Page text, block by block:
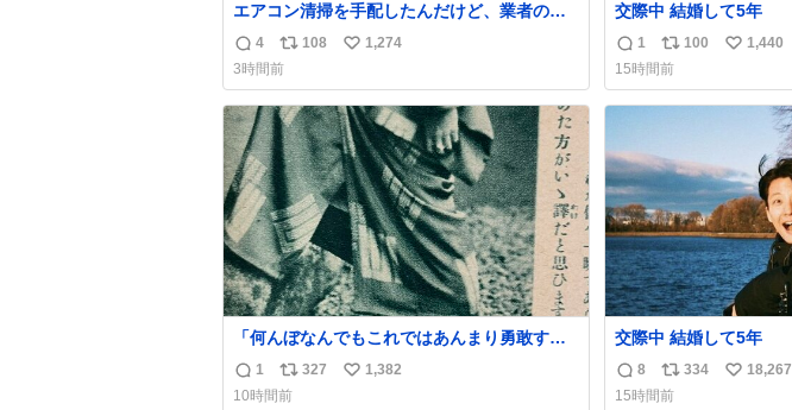
エアコン清掃を手配したんだけど、業者の方
にめっちゃ吠えるから隔離した。これでもう
安心だ。
返
信
数
4
リ
ポ
ス
ト
数
108
い
ね
数
1,274
3時間前
交際中 結婚して5年
返
信
数
1
リ
ポ
ス
数
100
い
ね
1,440
15時間前
「何んぼなんでもこれではあんまり勇敢すぎ
ます。」 女性の立ち振る舞い指南コーナー
で、大股を「下品」や「はしたない」という
言葉を使わず「勇敢すぎます」と洒落っ気た
返
信
1
リ
ポ
327
い
1,382
10時間前
交際中 結婚して5年
返
信
8
リ
ポ
334
い
18,267
15時間前